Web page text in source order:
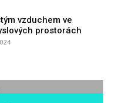
vzduchem ve
prostorách